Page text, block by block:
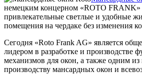
немецким концерном «ROTO FRANK»
привлекательные светлые и удобные
помещения на чердаке без изменения
Сегодня «Roto Frank AG» является
лидером в разработке и производстве
механизмов для окон, а также одним
производству мансардных окон и